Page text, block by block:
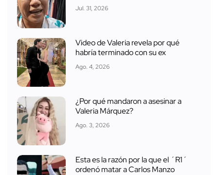
Jul. 31, 2026
Video de Valeria revela por qué
habría terminado con su ex
Ago. 4, 2026
¿Por qué mandaron a asesinar a
Valeria Márquez?
Ago. 3, 2026
Esta es la razón por la que el ´R1´
ordenó matar a Carlos Manzo